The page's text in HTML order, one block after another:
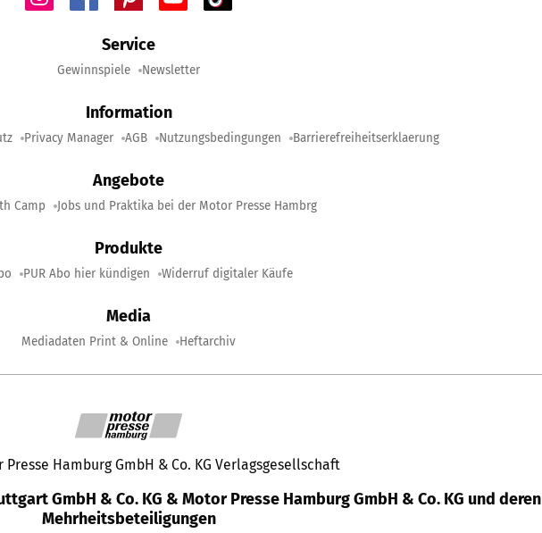
Service
Gewinnspiele Newsletter
Information
Privacy Manager AGB Nutzungsbedingungen Barrierefreiheitserklaerung
Angebote
Camp Jobs und Praktika bei der Motor Presse Hambrg
Produkte
PUR Abo hier kündigen Widerruf digitaler Käufe
Media
Mediadaten Print & Online Heftarchiv
Presse Hamburg GmbH & Co. KG Verlagsgesellschaft
GmbH & Co. KG & Motor Presse Hamburg GmbH & Co. KG und deren
Mehrheitsbeteiligungen